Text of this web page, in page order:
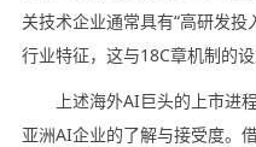
关技术企业通常具有“高研发
行业特征，这与18C章机制的设
上述海外AI巨头的上市进
亚洲AI企业的了解与接受度。